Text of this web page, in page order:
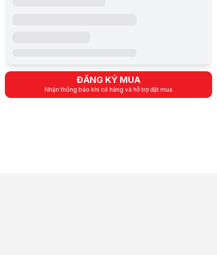
ĐĂNG KÝ MUA
Nhận thông báo khi có hàng và hỗ trợ đặt mua